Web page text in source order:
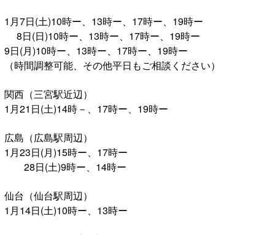
1月7日(土)10時ー、13時ー、17時ー、19時ー
8日(日)10時ー、13時ー、17時ー、19時ー
9日(月)10時ー、13時ー、17時ー、19時ー
（時間調整可能、その他平日もご相談ください）
関西（三宮駅近辺）
1月21日(土)14時－、17時ー、19時ー
広島（広島駅周辺）
1月23日(月)15時ー、17時ー
28日(土)9時ー、14時ー
仙台（仙台駅周辺）
1月14日(土)10時ー、13時ー